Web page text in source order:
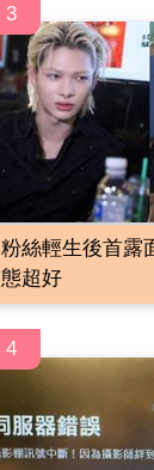
3
粉絲輕生後首露
態超好
4